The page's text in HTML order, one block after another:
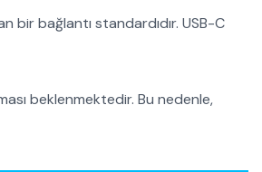
bir bağlantı standardıdır. USB-C
beklenmektedir. Bu nedenle,